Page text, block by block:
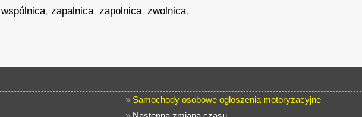
wspólnica,zapalnica,zapolnica,zwolnica,
» Samochody osobowe ogłoszenia motoryzacyjne